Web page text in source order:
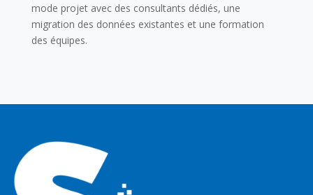
mode projet avec des consultants dédiés, une
migration des données existantes et une formation
des équipes.